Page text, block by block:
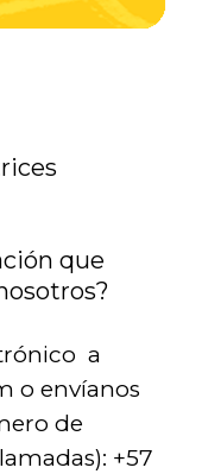
que
a
o envíanos
de
+57